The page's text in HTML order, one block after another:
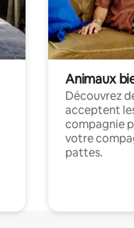
Animaux
Découvrez
acceptent
compagnie
votre
pattes.